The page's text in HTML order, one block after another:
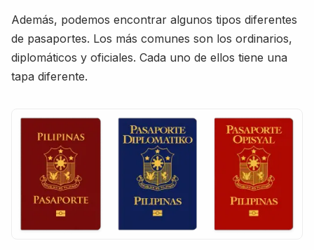
Además, podemos encontrar algunos tipos diferentes
de pasaportes. Los más comunes son los ordinarios,
diplomáticos y oficiales. Cada uno de ellos tiene una
tapa diferente.